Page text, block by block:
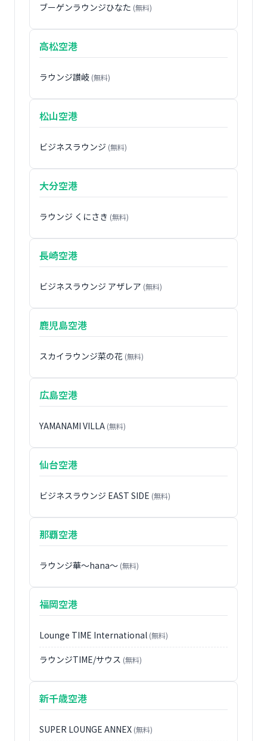
ブーゲンラウンジひなた (無料)
高松空港
ラウンジ讃岐 (無料)
松山空港
ビジネスラウンジ (無料)
大分空港
ラウンジ くにさき (無料)
長崎空港
ビジネスラウンジ アザレア (無料)
鹿児島空港
スカイラウンジ菜の花 (無料)
広島空港
YAMANAMI VILLA (無料)
仙台空港
ビジネスラウンジ EAST SIDE (無料)
那覇空港
ラウンジ華〜hana〜 (無料)
福岡空港
Lounge TIME International (無料)
ラウンジTIME/サウス (無料)
新千歳空港
SUPER LOUNGE ANNEX (無料)